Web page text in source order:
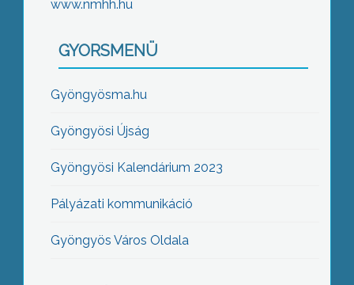
www.nmhh.hu
GYORSMENÜ
Gyöngyösma.hu
Gyöngyösi Újság
Gyöngyösi Kalendárium 2023
Pályázati kommunikáció
Gyöngyös Város Oldala